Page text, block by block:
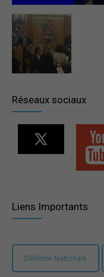
Réseaux sociaux
Liens Importants
Défense Nationale